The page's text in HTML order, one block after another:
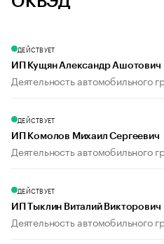
ДЕЙСТВУЕТ
ИП Кущян Александр Ашотович
Деятельность автомобильного
ДЕЙСТВУЕТ
ИП Комолов Михаил Сергеевич
Деятельность автомобильного
ДЕЙСТВУЕТ
ИП Тыклин Виталий Викторович
Деятельность автомобильного